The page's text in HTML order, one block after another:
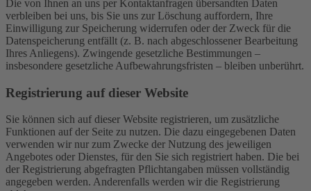
Die von Ihnen an uns per Kontaktanfragen übersandten Daten
verbleiben bei uns, bis Sie uns zur Löschung auffordern, Ihre
Einwilligung zur Speicherung widerrufen oder der Zweck für die
Datenspeicherung entfällt (z. B. nach abgeschlossener Bearbeitung
Ihres Anliegens). Zwingende gesetzliche Bestimmungen –
insbesondere gesetzliche Aufbewahrungsfristen – bleiben unberührt.
Registrierung auf dieser Website
Sie können sich auf dieser Website registrieren, um zusätzliche
Funktionen auf der Seite zu nutzen. Die dazu eingegebenen Daten
verwenden wir nur zum Zwecke der Nutzung des jeweiligen
Angebotes oder Dienstes, für den Sie sich registriert haben. Die bei
der Registrierung abgefragten Pflichtangaben müssen vollständig
angegeben werden. Anderenfalls werden wir die Registrierung